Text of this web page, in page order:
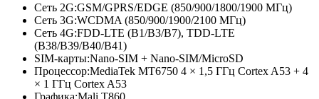
Сеть 2G:GSM/GPRS/EDGE (850/900/1800/1900 МГц)
Сеть 3G:WCDMA (850/900/1900/2100 МГц)
Сеть 4G:FDD-LTE (B1/B3/B7), TDD-LTE
(B38/B39/B40/B41)
SIM-карты:Nano-SIM + Nano-SIM/MicroSD
Процессор:MediaTek MT6750 4 × 1,5 ГГц Cortex A53 + 4
× 1 ГГц Cortex A53
Графика:Mali T860